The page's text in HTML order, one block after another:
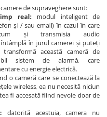
de supraveghere sunt:
real: modul inteligent de
și / sau email) în cazul în care
și transmisia audio
în jurul camerei și puteți
această cameră de
sistem de alarmă, care
cu energie electrică.
o cameră care se conectează la
wireless, ea nu necesită niciun
fi accesată fiind nevoie doar de
datorită acestuia, camera nu